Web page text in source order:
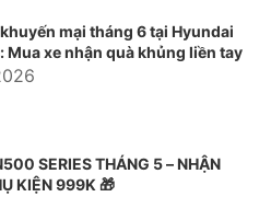
mại tháng 6 tại Hyundai
Mua xe nhận quà khủng liền tay
SERIES THÁNG 5 – NHẬN
KIỆN 999K 🎁